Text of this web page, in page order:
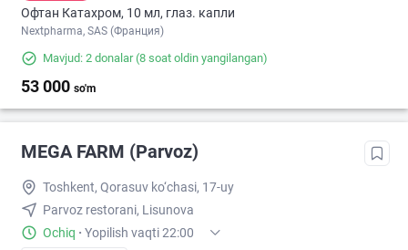
Офтан Катахром, 10 мл, глаз. капли
Nextpharma, SAS (Франция)
Mavjud: 2 donalar(8 soat oldin yangilangan)
53 000 so'm
MEGA FARM (Parvoz)
Toshkent, Qorasuv ko‘chasi, 17-uy
Parvoz restorani, Lisunova
Ochiq · Yopilish vaqti 22:00